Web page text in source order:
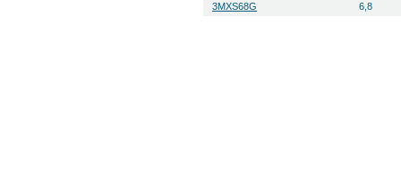
3MXS68G
6,8